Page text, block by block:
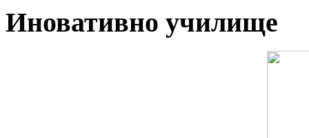
Иновативно училище